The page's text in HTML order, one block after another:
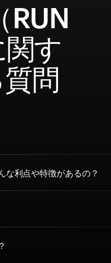
RUN
す
問
な利点や特徴があるの？